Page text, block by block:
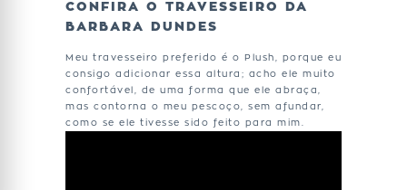
CONFIRA O TRAVESSEIRO DA
BARBARA DUNDES
Meu travesseiro preferido é o Plush, porque eu
consigo adicionar essa altura; acho ele muito
confortável, de uma forma que ele abraça,
mas contorna o meu pescoço, sem afundar,
como se ele tivesse sido feito para mim.